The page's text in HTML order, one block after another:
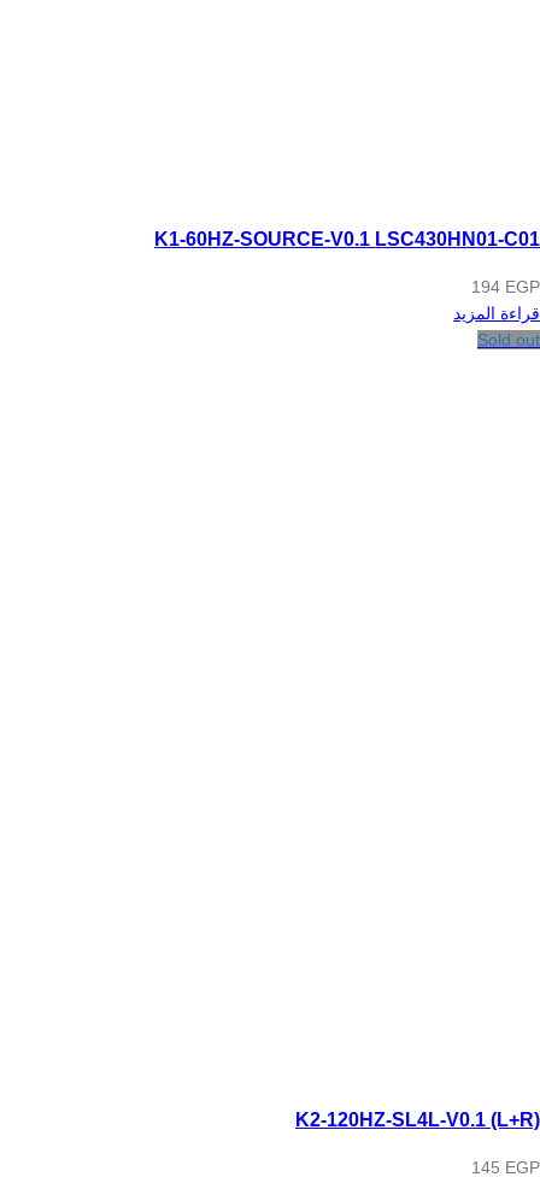
K1-60HZ-SOURCE-V0.1 LSC430HN01-C01
194 EGP
قراءة المزيد
Sold out
K2-120HZ-SL4L-V0.1 (L+R)
145 EGP